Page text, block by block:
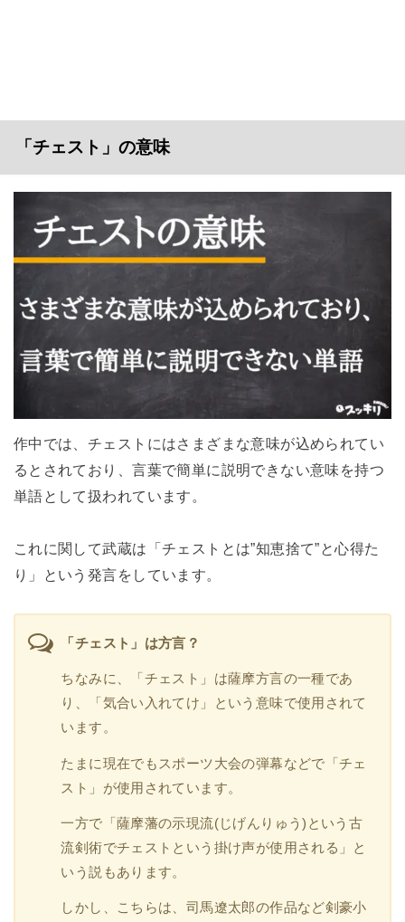
「チェスト」の意味
作中では、チェストにはさまざまな意味が込められてい
るとされており、言葉で簡単に説明できない意味を持つ
単語として扱われています。
これに関して武蔵は「チェストとは”知恵捨て”と心得た
り」という発言をしています。
「チェスト」は方言？
ちなみに、「チェスト」は薩摩方言の一種であ
り、「気合い入れてけ」という意味で使用されて
います。
たまに現在でもスポーツ大会の弾幕などで「チェ
スト」が使用されています。
一方で「薩摩藩の示現流(じげんりゅう)という古
流剣術でチェストという掛け声が使用される」と
いう説もあります。
しかし、こちらは、司馬遼太郎の作品など剣豪小